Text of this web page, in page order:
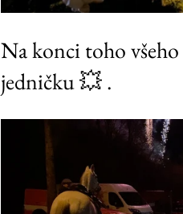
Na konci toho všeho
jedničku 💥 .